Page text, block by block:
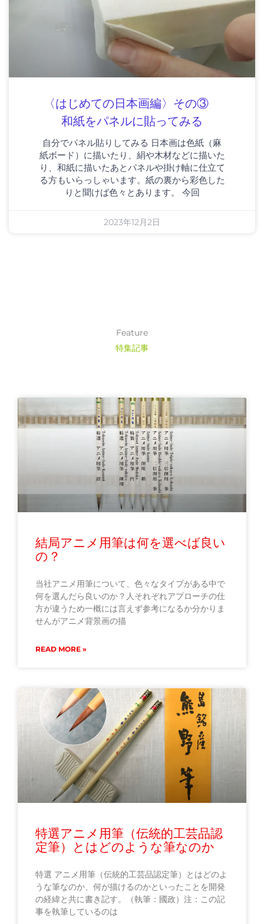
〈はじめての日本画編〉その③
和紙をパネルに貼ってみる
自分でパネル貼りしてみる 日本画は色紙（麻
紙ボード）に描いたり、絹や木材などに描いた
り、和紙に描いたあとパネルや掛け軸に仕立て
る方もいらっしゃいます。紙の裏から彩色した
りと聞けば色々とあります。 今回
2023年12月2日
Feature
特集記事
結局アニメ用筆は何を選べば良い
の？
当社アニメ用筆について、色々なタイプがある中で
何を選んだら良いのか？人それぞれアプローチの仕
方が違うため一概には言えず参考になるか分かりま
せんがアニメ背景画の描
READ MORE »
特選アニメ用筆（伝統的工芸品認
定筆）とはどのような筆なのか
特選 アニメ用筆（伝統的工芸品認定筆）とはどのよ
うな筆なのか、何が描けるのかといったことを開発
の経緯と共に書き記す。（執筆：國政）注：この記
事を執筆しているのは